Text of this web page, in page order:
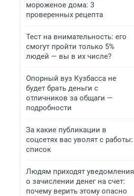
мороженое дома: 3
проверенных рецепта
Тест на внимательность: его
смогут пройти только 5%
людей — вы в их числе?
Опорный вуз Кузбасса не
будет брать деньги с
отличников за общаги —
подробности
За какие публикации в
соцсетях вас уволят с работы:
список
Людям приходят уведомления
о зачислении денег на счет:
почему верить этому опасно